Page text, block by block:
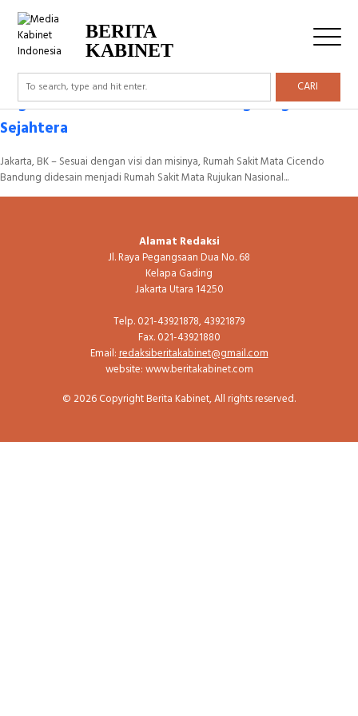
BERITA
KABINET
CARI
Tag Archive: RSUD
Pegawai RS Mata Cicendo Bandung Sangat
Sejahtera
Jakarta, BK – Sesuai dengan visi dan misinya, Rumah Sakit Mata Cicendo
Bandung didesain menjadi Rumah Sakit Mata Rujukan Nasional...
Alamat Redaksi
Jl. Raya Pegangsaan Dua No. 68
Kelapa Gading
Jakarta Utara 14250
Telp. 021-43921878, 43921879
Fax. 021-43921880
Email:redaksiberitakabinet@gmail.com
website: www.beritakabinet.com
© 2026 Copyright Berita Kabinet, All rights reserved.